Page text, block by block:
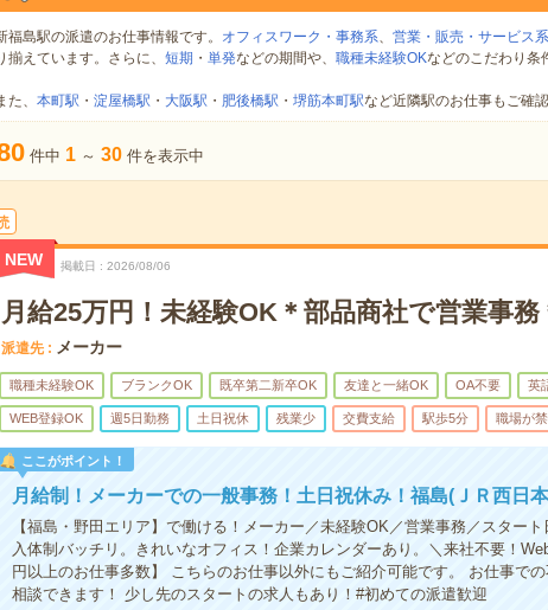
福島駅の派遣のお仕事情報です。 オフィスワーク・事務系、 営業・販売・サービス系
揃えています。さらに、 短期 ・ 単発などの期間や、 職種未経験OKなどのこだわり条
た、 本町駅 ・ 淀屋橋駅 ・ 大阪駅 ・ 肥後橋駅 ・ 堺筋本町駅など近隣駅のお仕事もご確認
件中 1 ～ 30 件を表示中
NEW 掲載日 2026/08/06
月給25万円！未経験OK＊部品商社で営業事務
派遣先 メーカー
職種未経験OK ブランクOK 既卒第二新卒OK 友達と一緒OK OA不要 英
WEB登録OK 週5日勤務 土日祝休 残業少 交費支給 駅歩5分 職場が
ここがポイント！
月給制！メーカーでの一般事務！土日祝休み！福島(ＪＲ西日
【福島・野田エリア】で働ける！メーカー／未経験OK／営業事務／スター
入体制バッチリ。きれいなオフィス！企業カレンダーあり。＼来社不要！
円以上のお仕事多数】 こちらのお仕事以外にもご紹介可能です。 お仕事で
相談できます！ 少し先のスタートの求人もあり！#初めての派遣歓迎